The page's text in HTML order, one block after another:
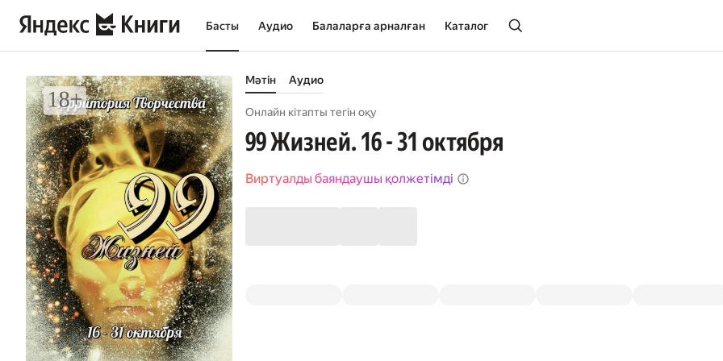
Басты Аудио Балаларға арналған Каталог
Мәтін Аудио
Онлайн кітапты тегін оқу
99 Жизней. 16 - 31 октября
Виртуалды баяндаушы қолжетімді